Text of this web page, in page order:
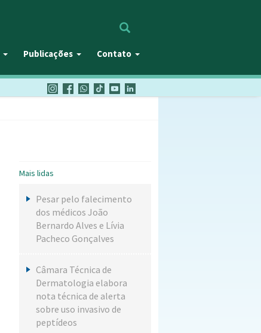
Publicações Contato
Mais lidas
Pesar pelo falecimento
dos médicos João
Bernardo Alves e Lívia
Pacheco Gonçalves
Câmara Técnica de
Dermatologia elabora
nota técnica de alerta
sobre uso invasivo de
peptídeos